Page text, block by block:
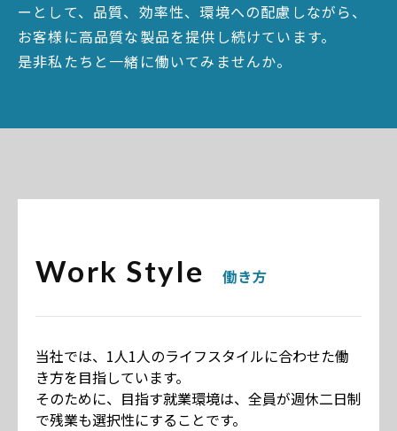
ーとして、品質、効率性、環境への配慮しながら、
お客様に高品質な製品を提供し続けています。
是非私たちと一緒に働いてみませんか。
Work Style 働き方
当社では、1人1人のライフスタイルに合わせた働
き方を目指しています。
そのために、目指す就業環境は、全員が週休二日制
で残業も選択性にすることです。